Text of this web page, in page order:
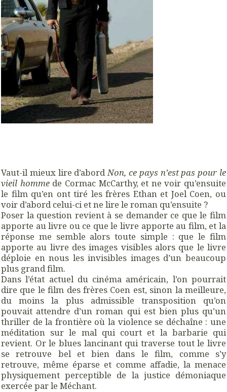
Vaut-il mieux lire d’abordNon, ce pays n’est pas pour le
vieil hommede Cormac McCarthy, et ne voir qu’ensuite
le film qu’en ont tiré les frères Ethan et Joel Coen, ou
voir d’abord celui-ci et ne lire le roman qu’ensuite ?
Poser la question revient à se demander ce que le film
apporte au livre ou ce que le livre apporte au film, et la
réponse me semble alors toute simple : que le film
apporte au livre des images visibles alors que le livre
déploie en nous les invisibles images d’un beaucoup
plus grand film.
Dans l’état actuel du cinéma américain, l’on pourrait
dire que le film des frères Coen est, sinon la meilleure,
du moins la plus admissible transposition qu’on
pouvait attendre d’un roman qui est bien plus qu’un
thriller de la frontière où la violence se déchaîne : une
méditation sur le mal qui court et la barbarie qui
revient. Or le blues lancinant qui traverse tout le livre
se retrouve bel et bien dans le film, comme s’y
retrouve, même éparse et comme affadie, la menace
physiquement perceptible de la justice démoniaque
exercée par le Méchant.